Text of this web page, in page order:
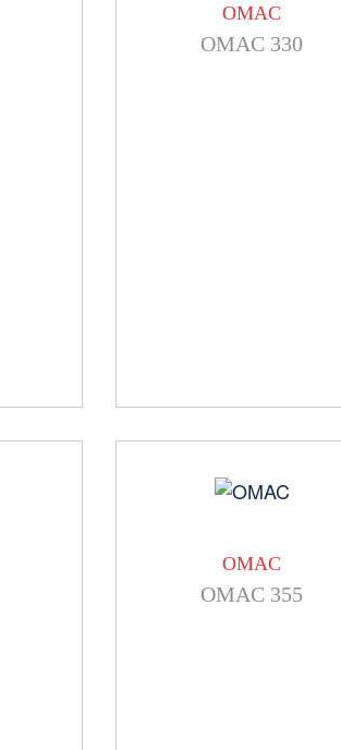
OMAC
OMAC 330
OMAC
OMAC 355